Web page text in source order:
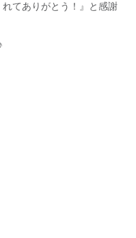
れてありがとう！』と感謝